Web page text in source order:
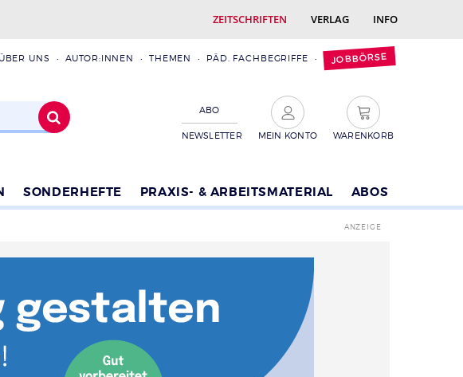
ZEITSCHRIFTEN VERLAG INFO
UNS AUTOR:INNEN THEMEN PÄD. FACHBEGRIFFE JOBBÖRSE
ABO
NEWSLETTER MEIN KONTO WARENKORB
SONDERHEFTE PRAXIS- & ARBEITSMATERIAL ABOS